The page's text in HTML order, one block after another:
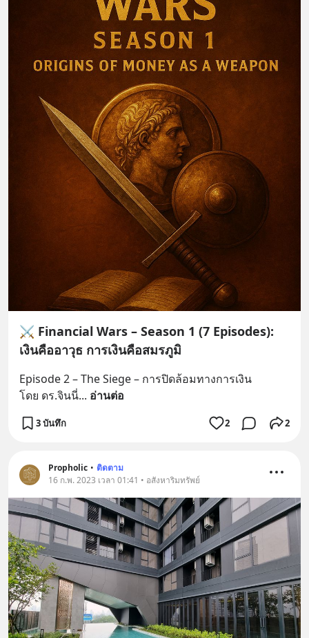
⚔️ Financial Wars – Season 1 (7 Episodes):
เงินคืออาวุธ การเงินคือสมรภูมิ
Episode 2 – The Siege – การปิดล้อมทางการเงิน
โดย ดร.จินนี่... อ่านต่อ
3 บันทึก 2 2
Propholic • ติดตาม
16 ก.พ. 2023 เวลา 01:41 • อสังหาริมทรัพย์